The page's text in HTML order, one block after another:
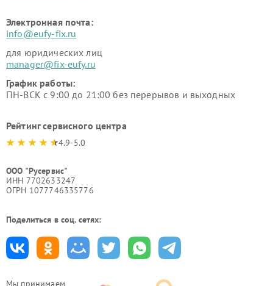
Мы принимаем
Электронная почта:
info@eufy-fix.ru
для юридических лиц
manager@fix-eufy.ru
График работы:
ПН-ВСК с 9:00 до 21:00 без перерывов и выходных
Рейтинг сервисного центра
4.9-5.0
ООО "Русервис"
ИНН 7702633247
ОГРН 1077746335776
Поделиться в соц. сетях: